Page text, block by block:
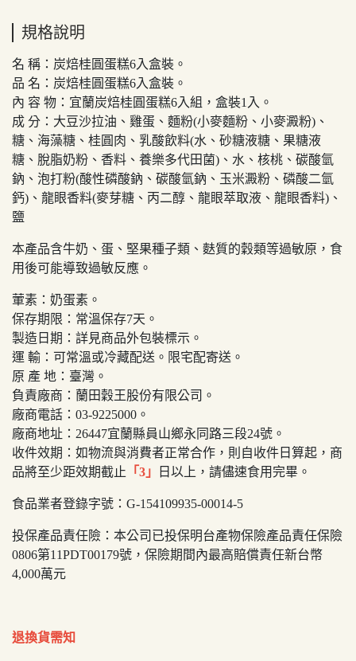
規格說明
名 稱：炭焙桂圓蛋糕6入盒裝。
品 名：炭焙桂圓蛋糕6入盒裝。
內 容 物：宜蘭炭焙桂圓蛋糕6入組，盒裝1入。
成 分： 大豆沙拉油、雞蛋、麵粉(小麥麵粉、小麥澱粉)、
糖、海藻糖、桂圓肉、乳酸飲料(水、砂糖液糖、果糖液
糖、脫脂奶粉、香料、養樂多代田菌)、水、核桃、碳酸氫
鈉、泡打粉(酸性磷酸鈉、碳酸氫鈉、玉米澱粉、磷酸二氫
鈣)、龍眼香料(麥芽糖、丙二醇、龍眼萃取液、龍眼香料)、
鹽
本產品含牛奶、蛋、堅果種子類、麩質的穀類等過敏原，食
用後可能導致過敏反應。
葷素：奶蛋素 。
保存期限：常溫保存7天。
製造日期：詳見商品外包裝標示。
運 輸：可常溫或冷藏配送。限宅配寄送。
原 產 地：臺灣。
負責廠商：蘭田穀王股份有限公司。
廠商電話：03-9225000。
廠商地址：26447宜蘭縣員山鄉永同路三段24號。
收件效期：如物流與消費者正常合作，則自收件日算起，商
品將至少距效期截止 「3」 日以上，請儘速食用完畢。
食品業者登錄字號：G-154109935-00014-5
投保產品責任險：本公司已投保明台產物保險產品責任保險
0806第11PDT00179號，保險期間內最高賠償責任新台幣
4,000萬元
退換貨需知